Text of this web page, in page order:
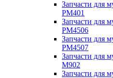
Запчасти для
PM401
Запчасти для
PM4506
Запчасти для
PM4507
Запчасти для
M902
Запчасти для